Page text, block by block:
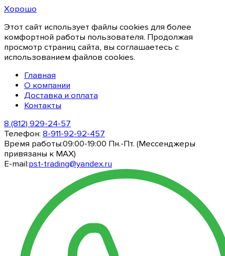
Хорошо
Этот сайт использует файлы cookies для более
комфортной работы пользователя. Продолжая
просмотр страниц сайта, вы соглашаетесь с
использованием файлов cookies.
Главная
О компании
Доставка и оплата
Контакты
8 (812) 929-24-57
Телефон: 8-911-92-92-457
Время работы:09:00-19:00 Пн.-Пт. (Мессенджеры
привязаны к МАХ)
E-mail:pst-trading@yandex.ru